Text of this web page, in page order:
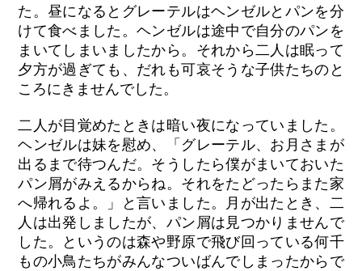
た。昼になるとグレーテルはヘンゼルとパンを分
けて食べました。ヘンゼルは途中で自分のパンを
まいてしまいましたから。それから二人は眠って
夕方が過ぎても、だれも可哀そうな子供たちのと
ころにきませんでした。
二人が目覚めたときは暗い夜になっていました。
ヘンゼルは妹を慰め、「グレーテル、お月さまが
出るまで待つんだ。そうしたら僕がまいておいた
パン屑がみえるからね。それをたどったらまた家
へ帰れるよ。」と言いました。月が出たとき、二
人は出発しましたが、パン屑は見つかりませんで
した。というのは森や野原で飛び回っている何千
もの小鳥たちがみんなついばんでしまったからで